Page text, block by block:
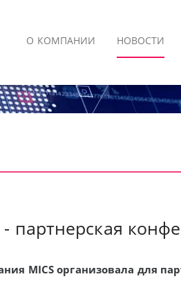
О КОМПАНИИ НОВОСТИ
партнерская
MICS организовала для